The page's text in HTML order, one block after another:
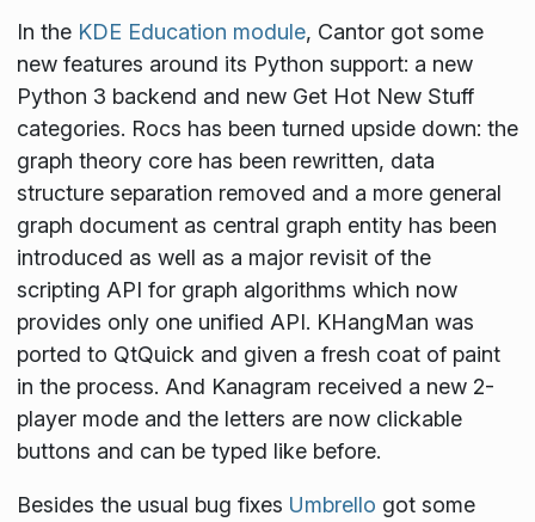
In the KDE Education module, Cantor got some
new features around its Python support: a new
Python 3 backend and new Get Hot New Stuff
categories. Rocs has been turned upside down: the
graph theory core has been rewritten, data
structure separation removed and a more general
graph document as central graph entity has been
introduced as well as a major revisit of the
scripting API for graph algorithms which now
provides only one unified API. KHangMan was
ported to QtQuick and given a fresh coat of paint
in the process. And Kanagram received a new 2-
player mode and the letters are now clickable
buttons and can be typed like before.
Besides the usual bug fixes Umbrello got some